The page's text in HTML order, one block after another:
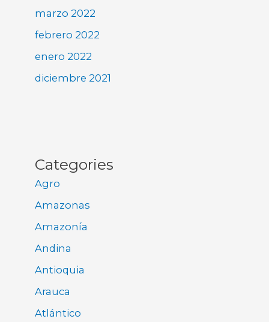
marzo 2022
febrero 2022
enero 2022
diciembre 2021
Categories
Agro
Amazonas
Amazonía
Andina
Antioquia
Arauca
Atlántico